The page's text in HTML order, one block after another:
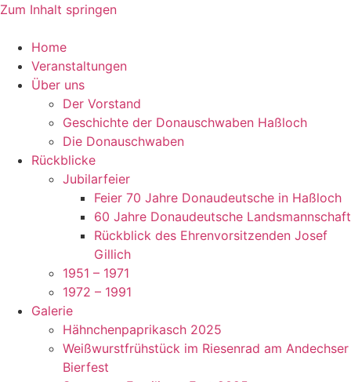
Zum Inhalt springen
Home
Veranstaltungen
Über uns
Der Vorstand
Geschichte der Donauschwaben Haßloch
Die Donauschwaben
Rückblicke
Jubilarfeier
Feier 70 Jahre Donaudeutsche in Haßloch
60 Jahre Donaudeutsche Landsmannschaft
Rückblick des Ehrenvorsitzenden Josef
Gillich
1951 – 1971
1972 – 1991
Galerie
Hähnchenpaprikasch 2025
Weißwurstfrühstück im Riesenrad am Andechser
Bierfest